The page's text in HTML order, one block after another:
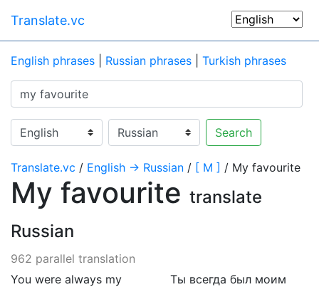
Translate.vc
English phrases Russian phrases Turkish phrases
Search
Translate.vc / English → Russian / [ M ] / My favourite
My favourite translate
Russian
962 parallel translation
You were always my
Ты всегда был моим